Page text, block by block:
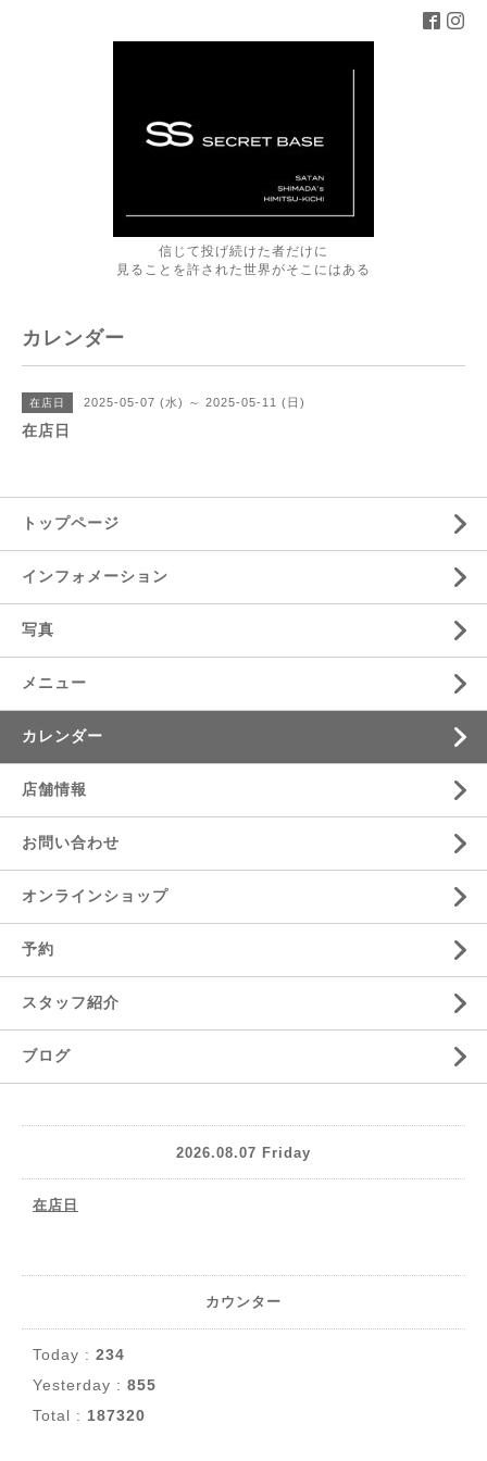
信じて投げ続けた者だけに
見ることを許された世界がそこにはある
カレンダー
在店日 2025-05-07 (水) ～ 2025-05-11 (日)
在店日
トップページ
インフォメーション
写真
メニュー
カレンダー
店舗情報
お問い合わせ
オンラインショップ
予約
スタッフ紹介
ブログ
2026.08.07 Friday
在店日
カウンター
Today : 234
Yesterday : 855
Total : 187320